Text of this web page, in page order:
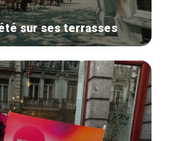
sur ses terrasses